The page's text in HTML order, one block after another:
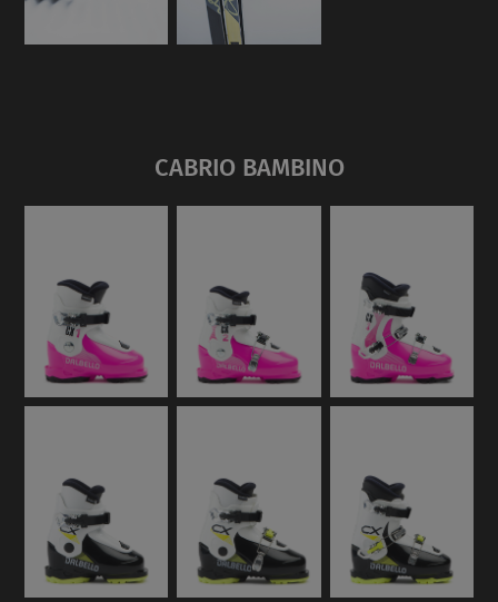
CABRIO BAMBINO